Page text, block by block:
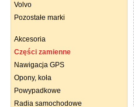
Volvo
Pozostałe marki
Akcesoria
Części zamienne
Nawigacja GPS
Opony, koła
Powypadkowe
Radia samochodowe